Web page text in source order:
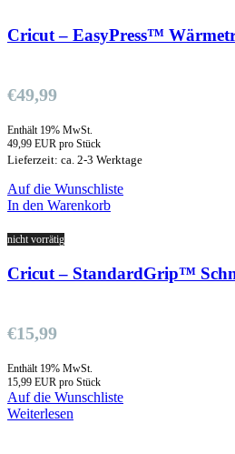
Cricut – EasyPress™
€49,99
Enthält 19% MwSt.
49,99 EUR pro Stück
Lieferzeit: ca. 2-3 Werktage
Auf die Wunschliste
In den Warenkorb
nicht vorrätig
Cricut – StandardGrip™
€15,99
Enthält 19% MwSt.
15,99 EUR pro Stück
Auf die Wunschliste
Weiterlesen